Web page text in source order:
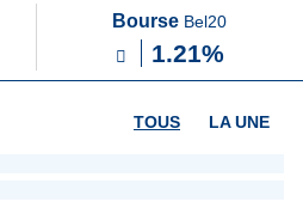
Bourse Bel20
1.21%
LA UNE
TOUS